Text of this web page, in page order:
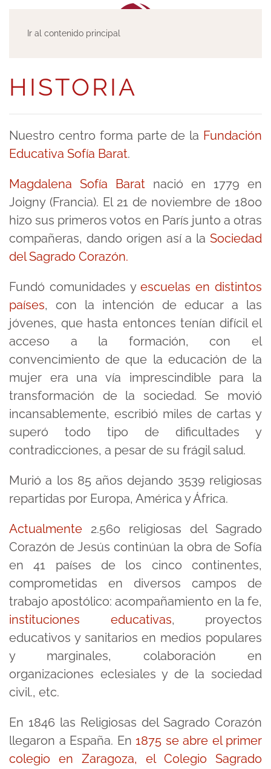
Ir al contenido principal
HISTORIA
Nuestro centro forma parte de la Fundación
Educativa Sofía Barat.
Magdalena Sofía Barat nació en 1779 en
Joigny (Francia). El 21 de noviembre de 1800
hizo sus primeros votos en París junto a otras
compañeras, dando origen así a la Sociedad
del Sagrado Corazón.
Fundó comunidades yescuelas en distintos
países, con la intención de educar a las
jóvenes, que hasta entonces tenían difícil el
acceso a la formación, con el
convencimiento de que la educación de la
mujer era una vía imprescindible para la
transformación de la sociedad. Se movió
incansablemente, escribió miles de cartas y
superó todo tipo de dificultades y
contradicciones, a pesar de su frágil salud.
Murió a los 85 años dejando 3539 religiosas
repartidas por Europa, América y África.
Actualmente 2.560 religiosas del Sagrado
Corazón de Jesús continúan la obra de Sofía
en 41 países de los cinco continentes,
comprometidas en diversos campos de
trabajo apostólico: acompañamiento en la fe,
instituciones educativas, proyectos
educativos y sanitarios en medios populares
y marginales, colaboración en
organizaciones eclesiales y de la sociedad
civil., etc.
En 1846 las Religiosas del Sagrado Corazón
llegaron a España. En 1875 se abre el primer
colegio en Zaragoza, el Colegio Sagrado